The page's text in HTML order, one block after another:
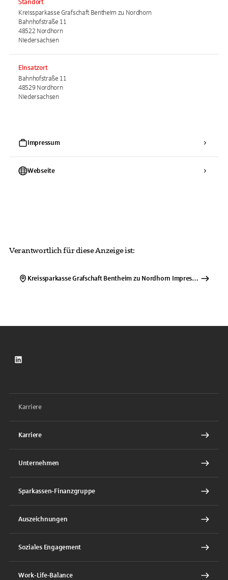
Standort
Kreissparkasse Grafschaft Bentheim zu Nordhorn
Bahnhofstraße 11
48522 Nordhorn
Niedersachsen
Einsatzort
Bahnhofstraße 11
48529 Nordhorn
Niedersachsen
Impressum
Webseite
Verantwortlich für diese Anzeige ist:
Kreissparkasse Grafschaft Bentheim zu Nordhorn Impressum
LinkedIn
Karriere
Karriere
Unternehmen
Sparkassen-Finanzgruppe
Auszeichnungen
Soziales Engagement
Work-Life-Balance